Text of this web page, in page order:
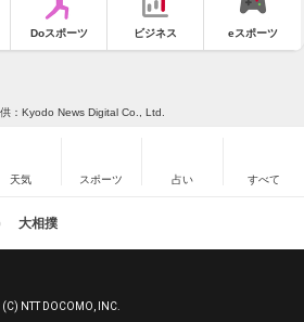
Doスポーツ ビジネス eスポーツ
：Kyodo News Digital Co., Ltd.
天気 スポーツ 占い すべて
大相撲
(C) NTT DOCOMO, INC.